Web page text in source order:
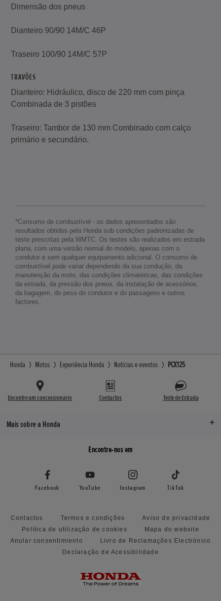
Dimensão dos pneus
Dianteiro 90/90 14M/C 46P
Traseiro 100/90 14M/C 57P
TRAVÕES
Dianteiro: Hidráulico, disco de 220 mm com pinça
Combinada de 3 pistões
Traseiro: Tambor de 130 mm Combinado com calço
primário e secundário.
*Consumo de combustível - os dados apresentados são
resultados obtidos pela Honda sob condições padronizadas de
teste prescritas pela WMTC. Os testes são realizados em estrada
plana, com uma versão normal do modelo, apenas com o
condutor e sem qualquer equipamento adicional. O consumo de
combustível pode variar dependendo da sua condução, da
manutenção da moto, das condições climatéricas, das condições
da estrada, da pressão dos pneus, da instalação de acessórios,
da bagagem, do peso do condutor e do passageiro e outros
factores.
Honda Motos Experiência Honda Notícias e eventos PCX125
Encontre um concessionário Contactos Teste de Estrada
Mais sobre a Honda
Encontre-nos em
Facebook YouTube Instagram TikTok
Contactos Termos e condições
Aviso de privacidade
Política de utilização de cookies
Mapa do website
Anular consentimiento
Livro de Reclamações Electrónico
Declaração de Acessibilidade